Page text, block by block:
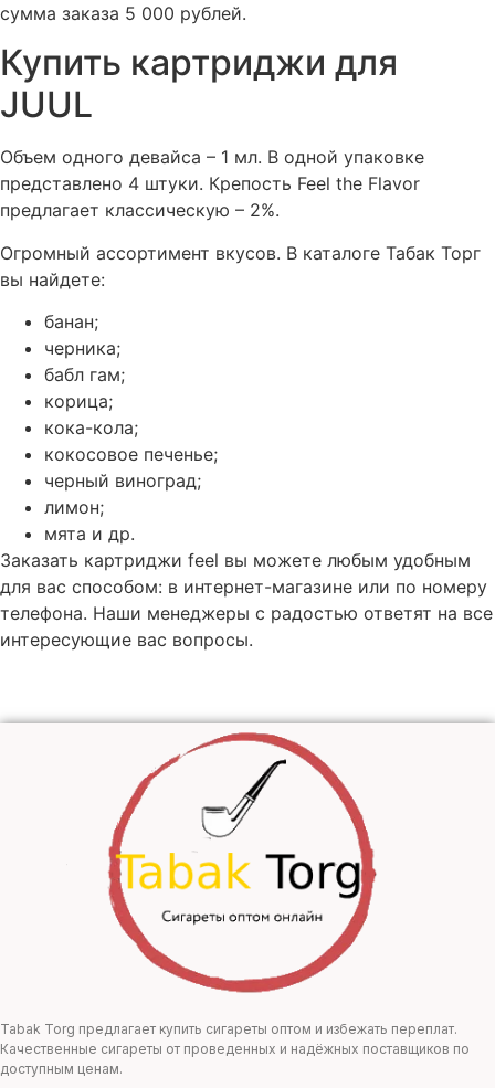
сумма заказа 5 000 рублей.
Купить картриджи для
JUUL
Объем одного девайса – 1 мл. В одной упаковке
представлено 4 штуки. Крепость Feel the Flavor
предлагает классическую – 2%.
Огромный ассортимент вкусов. В каталоге Табак Торг
вы найдете:
банан;
черника;
бабл гам;
корица;
кока-кола;
кокосовое печенье;
черный виноград;
лимон;
мята и др.
Заказать картриджи feel вы можете любым удобным
для вас способом: в интернет-магазине или по номеру
телефона. Наши менеджеры с радостью ответят на все
интересующие вас вопросы.
Tabak Torg предлагает купить сигареты оптом и избежать переплат.
Качественные сигареты от проведенных и надёжных поставщиков по
доступным ценам.